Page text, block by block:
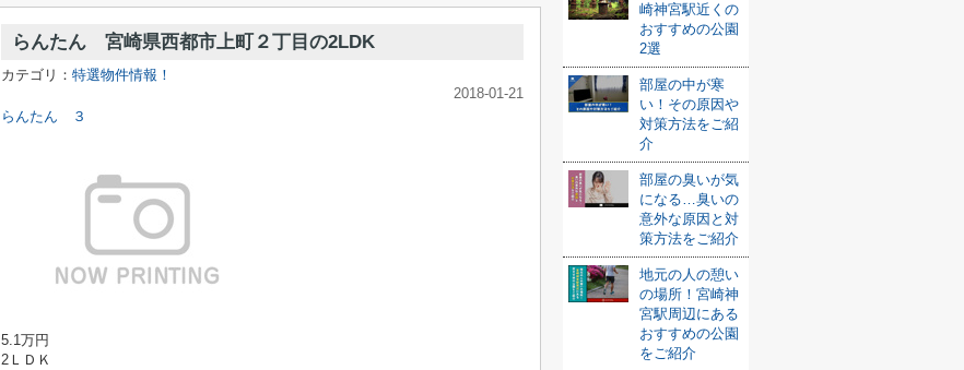
らんたん 宮崎県西都市上町２丁目の2LDK
カテゴリ： 特選物件情報！
2018-01-21
らんたん ３
5.1万円
2ＬＤＫ
崎神宮駅近くの
おすすめの公園
2選
部屋の中が寒
い！その原因や
対策方法をご紹
介
部屋の臭いが気
になる…臭いの
意外な原因と対
策方法をご紹介
地元の人の憩い
の場所！宮崎神
宮駅周辺にある
おすすめの公園
をご紹介